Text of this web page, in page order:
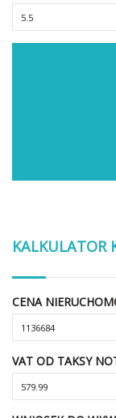
KALKULATOR
CENA
VAT OD TAKSY